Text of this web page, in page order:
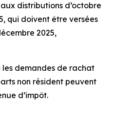
distributions d’octobre
qui doivent être versées
2025,
demandes de rachat
non résident peuvent
d’impôt.